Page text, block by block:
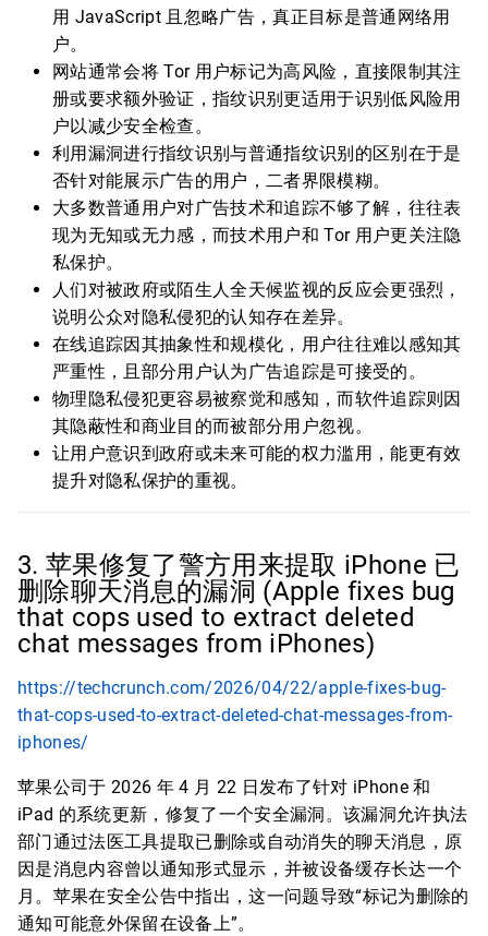
用 JavaScript 且忽略广告，真正目标是普通网络用
户。
网站通常会将 Tor 用户标记为高风险，直接限制其注
册或要求额外验证，指纹识别更适用于识别低风险用
户以减少安全检查。
利用漏洞进行指纹识别与普通指纹识别的区别在于是
否针对能展示广告的用户，二者界限模糊。
大多数普通用户对广告技术和追踪不够了解，往往表
现为无知或无力感，而技术用户和 Tor 用户更关注隐
私保护。
人们对被政府或陌生人全天候监视的反应会更强烈，
说明公众对隐私侵犯的认知存在差异。
在线追踪因其抽象性和规模化，用户往往难以感知其
严重性，且部分用户认为广告追踪是可接受的。
物理隐私侵犯更容易被察觉和感知，而软件追踪则因
其隐蔽性和商业目的而被部分用户忽视。
让用户意识到政府或未来可能的权力滥用，能更有效
提升对隐私保护的重视。
3. 苹果修复了警方用来提取 iPhone 已
删除聊天消息的漏洞 (Apple fixes bug
that cops used to extract deleted
chat messages from iPhones)
https://techcrunch.com/2026/04/22/apple-fixes-bug-
that-cops-used-to-extract-deleted-chat-messages-from-
iphones/
苹果公司于 2026 年 4 月 22 日发布了针对 iPhone 和
iPad 的系统更新，修复了一个安全漏洞。该漏洞允许执法
部门通过法医工具提取已删除或自动消失的聊天消息，原
因是消息内容曾以通知形式显示，并被设备缓存长达一个
月。苹果在安全公告中指出，这一问题导致“标记为删除的
通知可能意外保留在设备上”。